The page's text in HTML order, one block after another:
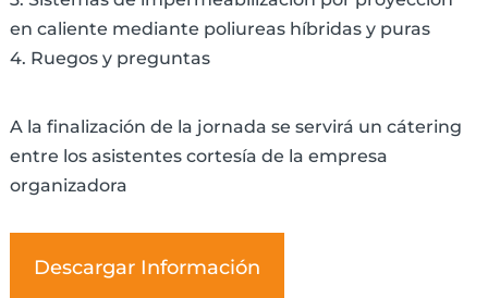
en caliente mediante poliureas híbridas y puras
4. Ruegos y preguntas
A la finalización de la jornada se servirá un cátering
entre los asistentes cortesía de la empresa
organizadora
Descargar Información